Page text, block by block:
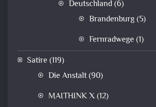
Deutschland(6)
Brandenburg(5)
Fernradwege (1)
Satire (119)
Die Anstalt(90)
MAITHINK X(12)